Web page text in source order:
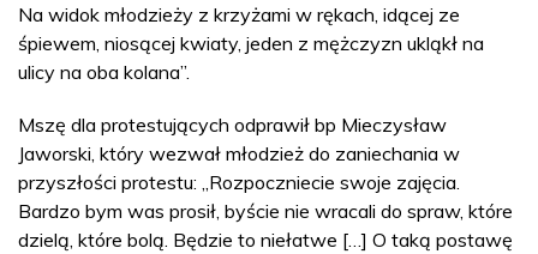
Na widok młodzieży z krzyżami w rękach, idącej ze
śpiewem, niosącej kwiaty, jeden z mężczyzn ukląkł na
ulicy na oba kolana”.
Mszę dla protestujących odprawił bp Mieczysław
Jaworski, który wezwał młodzież do zaniechania w
przyszłości protestu: „Rozpoczniecie swoje zajęcia.
Bardzo bym was prosił, byście nie wracali do spraw, które
dzielą, które bolą. Będzie to niełatwe […] O taką postawę